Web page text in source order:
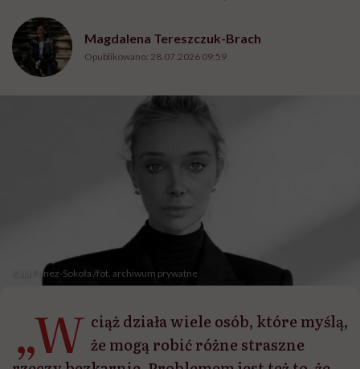
Magdalena Tereszczuk-Brach
Opublikowano: 28.07.2026 09:59
Kaja Funez-Sokoła /fot. archiwum prywatne
„W ciąż działa wiele osób, które myślą,
że mogą robić różne straszne